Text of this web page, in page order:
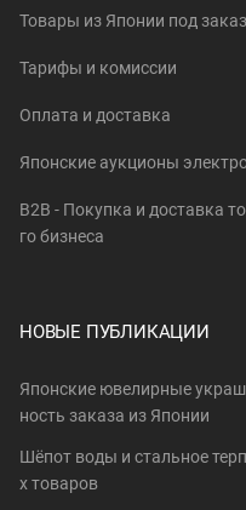
Товары из Японии под заказ
Тарифы и комиссии
Оплата и доставка
Японские аукционы
B2B - Покупка и доставка
го бизнеса
НОВЫЕ ПУБЛИКАЦИИ
Японские ювелирные
ность заказа из Японии
Шёпот воды и стальное
х товаров